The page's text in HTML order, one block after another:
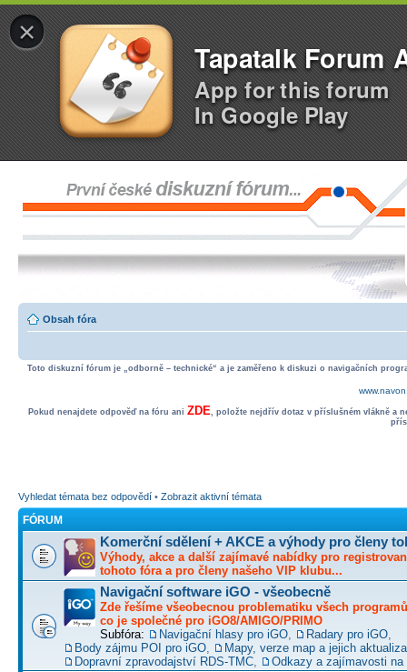
×
Tapatalk Forum
App for this forum
In Google Play
Obsah fóra
Toto diskuzní fórum je „odborně – technické“ a je zaměřeno k diskuzi o navigačních
Pokud nenajdete odpověď na fóru ani ZDE, položte nejdřív dotaz v příslušném vlákně a
Vyhledat témata bez odpovědí • Zobrazit aktivní témata
FÓRUM
Komerční sdělení + AKCE a výhody pro členy
Výhody, akce a další zajímavé nabídky pro
tohoto fóra a pro členy našeho VIP klubu...
Navigační software iGO - všeobecně
Zde řešíme všeobecnou problematiku všech
co je společné pro iGO8/AMIGO/PRIMO
Subfóra:
Navigační hlasy pro iGO Radary pro iGO
Body zájmu POI pro iGO
Mapy, verze map a jejich
Dopravní zpravodajství RDS-TMC
Odkazy a zajímavosti na